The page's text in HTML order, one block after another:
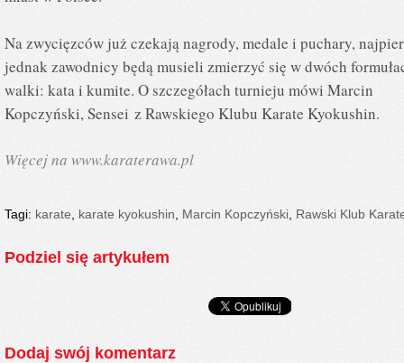
Na zwycięzców już czekają nagrody, medale i puchary,
jednak zawodnicy będą musieli zmierzyć się w dwóch
walki: kata i kumite. O szczegółach turnieju mówi Marcin
Kopczyński, Sensei z Rawskiego Klubu Karate Kyokushin.
Więcej na www.karaterawa.pl
Tagi: karate karate kyokushin Marcin Kopczyński Rawski Klub
Podziel się artykułem
Dodaj swój komentarz